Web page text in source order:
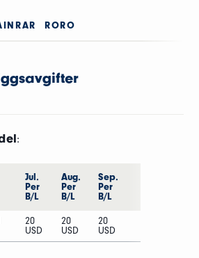
RORO
:
Jul.
Per
B/L
Aug.
Per
B/L
Sep.
Per
B/L
20
USD
20
USD
20
USD